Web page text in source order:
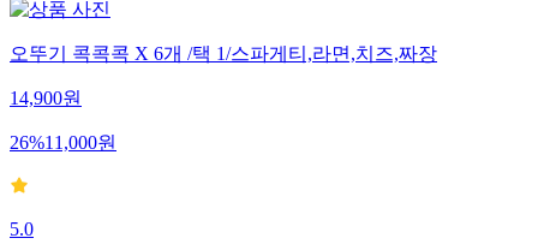
오뚜기 콕콕콕 X 6개 /택 1/스파게티,라면,치즈,짜장
14,900원
26%11,000원
5.0